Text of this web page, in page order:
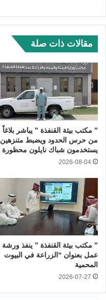
مقالات ذات صلة
” مكتب بيئة القنفذة ” يباشر بلاغاً
من حرس الحدود ويضبط متنزهين
يستخدمون شباك نايلون محظورة
2026-08-04
” مكتب بيئة القنفذة ” ينفذ ورشة
عمل بعنوان “الزراعة في البيوت
المحمية
2026-07-27